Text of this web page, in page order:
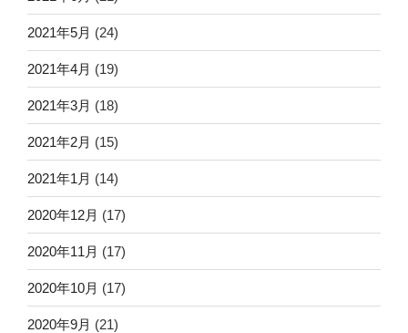
2021年5月 (24)
2021年4月 (19)
2021年3月 (18)
2021年2月 (15)
2021年1月 (14)
2020年12月 (17)
2020年11月 (17)
2020年10月 (17)
2020年9月 (21)